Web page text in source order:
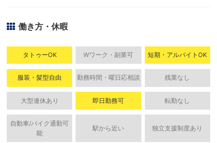
働き方・休暇
タトゥーOK Wワーク・副業可 短期・アルバイトOK
服装・髪型自由 勤務時間・曜日応相談 残業なし
大型連休あり 即日勤務可 転勤なし
自動車/バイク通勤可
能
駅から近い 独立支援制度あり